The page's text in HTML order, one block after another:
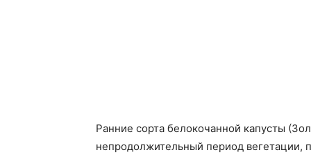
Ранние сорта белокочанной капусты
непродолжительный период вегетации,